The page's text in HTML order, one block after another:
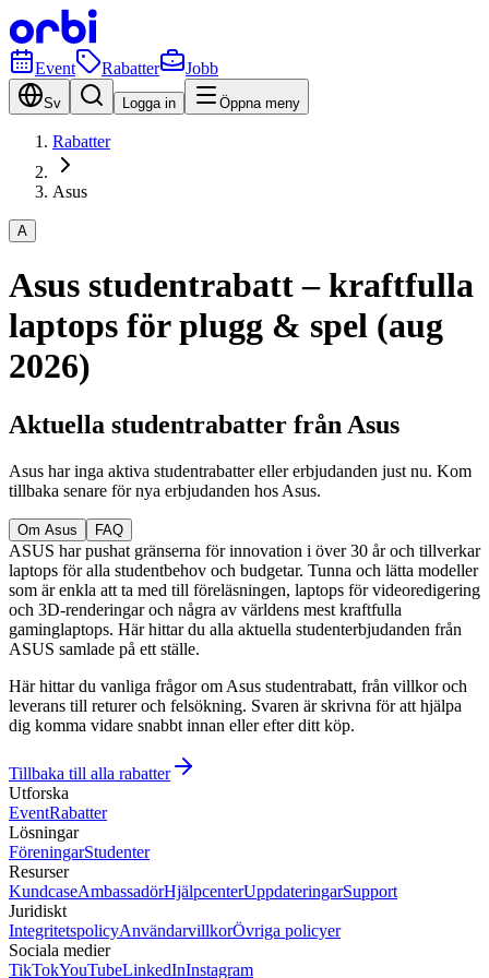
Event Rabatter Jobb
Sv Logga in Öppna meny
Rabatter
Asus
A
Asus studentrabatt – kraftfulla
laptops för plugg & spel (aug
2026)
Aktuella studentrabatter från Asus
Asus har inga aktiva studentrabatter eller erbjudanden just nu. Kom
tillbaka senare för nya erbjudanden hos Asus.
Om Asus FAQ
ASUS har pushat gränserna för innovation i över 30 år och tillverkar
laptops för alla studentbehov och budgetar. Tunna och lätta modeller
som är enkla att ta med till föreläsningen, laptops för videoredigering
och 3D-renderingar och några av världens mest kraftfulla
gaminglaptops. Här hittar du alla aktuella studenterbjudanden från
ASUS samlade på ett ställe.
Här hittar du vanliga frågor om Asus studentrabatt, från villkor och
leverans till returer och felsökning. Svaren är skrivna för att hjälpa
dig komma vidare snabbt innan eller efter ditt köp.
Tillbaka till alla rabatter
Utforska
EventRabatter
Lösningar
FöreningarStudenter
Resurser
KundcaseAmbassadörHjälpcenterUppdateringarSupport
Juridiskt
IntegritetspolicyAnvändarvillkorÖvriga policyer
Sociala medier
TikTokYouTubeLinkedInInstagram